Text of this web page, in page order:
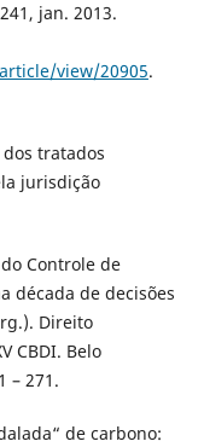
jan. 2013.
view/20905.
dos tratados
jurisdição
Controle de
década de decisões
Direito
CBDI. Belo
– 271.
de carbono: